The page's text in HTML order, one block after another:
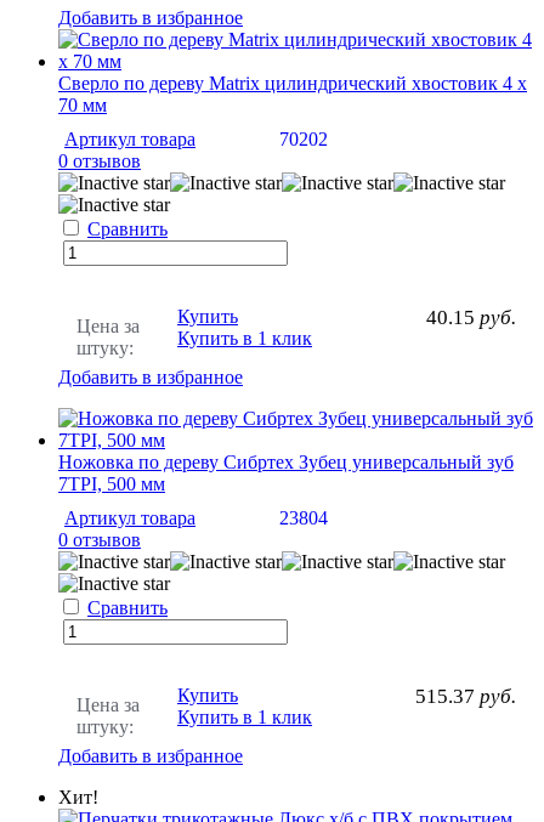
Добавить в избранное
Сверло по дереву Matrix цилиндрический хвостовик 4 х
70 мм
Артикул товара
70202
0 отзывов
Сравнить
Цена за
штуку:
40.15 руб.
Купить
Купить в 1 клик
Добавить в избранное
Ножовка по дереву Сибртех Зубец универсальный зуб
7TPI, 500 мм
Артикул товара
23804
0 отзывов
Сравнить
Цена за
штуку:
515.37 руб.
Купить
Купить в 1 клик
Добавить в избранное
Хит!